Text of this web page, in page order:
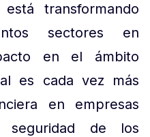
transformando
sectores en
en el ámbito
es cada vez más
en empresas
seguridad de los